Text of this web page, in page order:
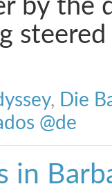
by the
, Die
@de
in